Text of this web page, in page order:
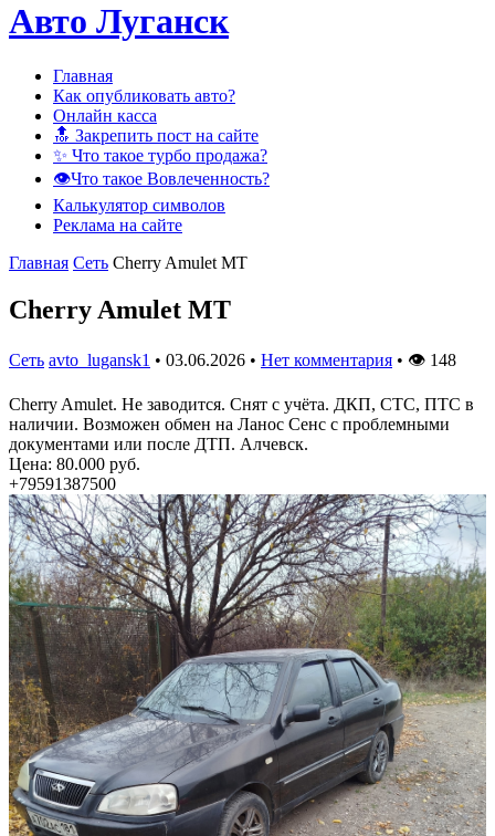
Авто Луганск
Главная
Как опубликовать авто?
Онлайн касса
🔝 Закрепить пост на сайте
✨ Что такое турбо продажа?
👁️Что такое Вовлеченность?
Калькулятор символов
Реклама на сайте
Главная Сеть Cherry Amulet MT
Cherry Amulet MT
Сеть avto_lugansk1 • 03.06.2026 • Нет комментария • 👁 148
Cherry Amulet. Не заводится. Снят с учёта. ДКП, СТС, ПТС в
наличии. Возможен обмен на Ланос Сенс с проблемными
документами или после ДТП. Алчевск.
Цена: 80.000 руб.
+79591387500